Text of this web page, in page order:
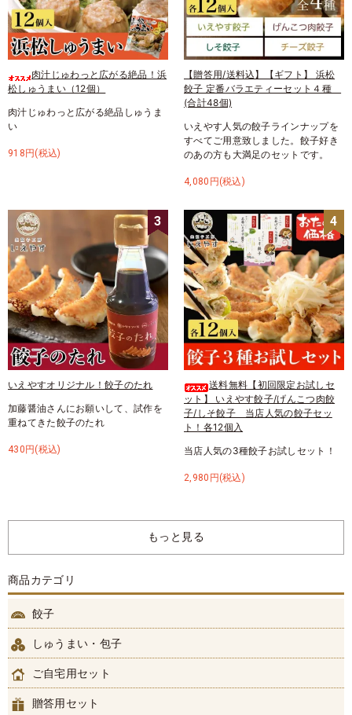
肉汁じゅわっと広がる絶品！浜
松しゅうまい（12個）
肉汁じゅわっと広がる絶品しゅうま
い
918円(税込)
【贈答用/送料込】【ギフト】 浜松
餃子 定番バラエティーセット４種
(合計48個)
いえやす人気の餃子ラインナップを
すべてご用意致しました。餃子好き
のあの方も大満足のセットです。
4,080円(税込)
3
いえやすオリジナル！餃子のたれ
加藤醤油さんにお願いして、試作を
重ねてきた餃子のたれ
430円(税込)
4
送料無料【初回限定お試しセ
ット】 いえやす餃子/げんこつ肉餃
子/しそ餃子 当店人気の餃子セッ
ト！各12個入
当店人気の3種餃子お試しセット！
2,980円(税込)
もっと見る
商品カテゴリ
餃子
しゅうまい・包子
ご自宅用セット
贈答用セット